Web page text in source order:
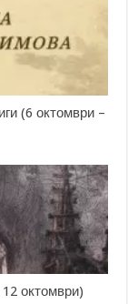
(6 октомври –
октомври)